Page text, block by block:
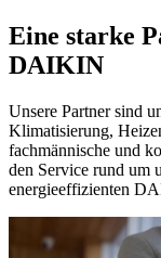
Eine starke
DAIKIN
Unsere Partner sind
Klimatisierung,
fachmännische und
den Service rund um
energieeffizienten